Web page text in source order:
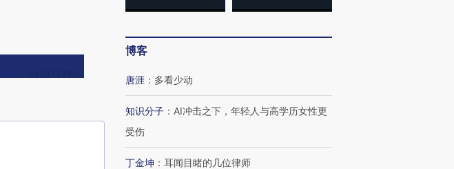
博客
唐涯 ： 多看少动
知识分子 ： AI冲击之下，年轻人与高学历女性更
受伤
丁金坤 ： 耳闻目睹的几位律师